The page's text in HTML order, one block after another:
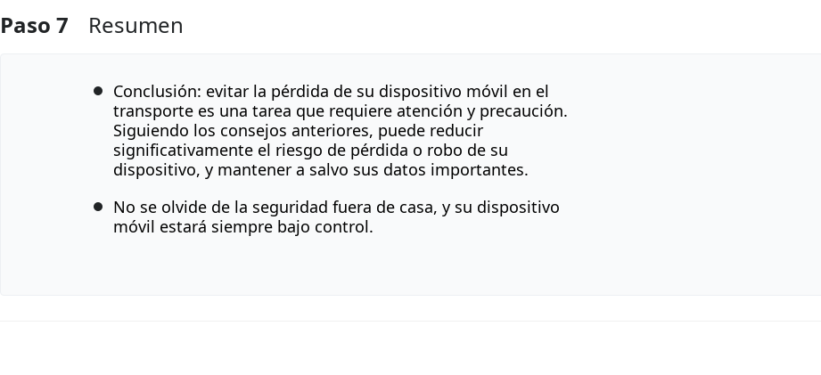
Agregar Comentario
Paso 7 Resumen
Conclusión: evitar la pérdida de su dispositivo móvil en el
transporte es una tarea que requiere atención y precaución.
Siguiendo los consejos anteriores, puede reducir
significativamente el riesgo de pérdida o robo de su
dispositivo, y mantener a salvo sus datos importantes.
No se olvide de la seguridad fuera de casa, y su dispositivo
móvil estará siempre bajo control.